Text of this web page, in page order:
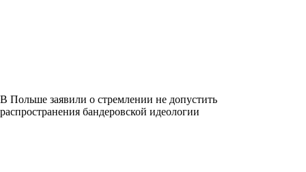
В Польше заявили о стремлении не допустить
распространения бандеровской идеологии